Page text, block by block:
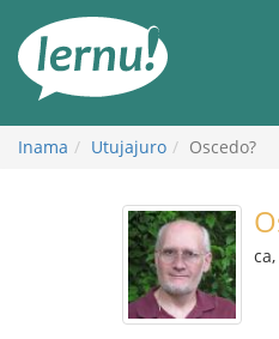
rupapuro
rw'ibirimwo
Inama Utujajuro Oscedo?